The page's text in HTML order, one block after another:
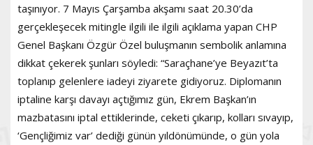
taşınıyor. 7 Mayıs Çarşamba akşamı saat 20.30’da
gerçekleşecek mitingle ilgili ile ilgili açıklama yapan CHP
Genel Başkanı Özgür Özel buluşmanın sembolik anlamına
dikkat çekerek şunları söyledi: “Saraçhane’ye Beyazıt’ta
toplanıp gelenlere iadeyi ziyarete gidiyoruz. Diplomanın
iptaline karşı davayı açtığımız gün, Ekrem Başkan’ın
mazbatasını iptal ettiklerinde, ceketi çıkarıp, kolları sıvayıp,
‘Gençliğimiz var’ dediği günün yıldönümünde, o gün yola